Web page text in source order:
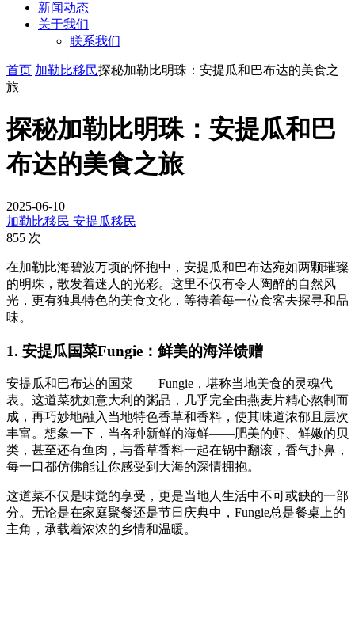
新闻动态
关于我们
联系我们
首页 加勒比移民探秘加勒比明珠：安提瓜和巴布达的美食之
旅
探秘加勒比明珠：安提瓜和巴
布达的美食之旅
2025-06-10
加勒比移民 安提瓜移民
855 次
在加勒比海碧波万顷的怀抱中，安提瓜和巴布达宛如两颗璀璨
的明珠，散发着迷人的光彩。这里不仅有令人陶醉的自然风
光，更有独具特色的美食文化，等待着每一位食客去探寻和品
味。
1. 安提瓜国菜Fungie：鲜美的海洋馈赠
安提瓜和巴布达的国菜——Fungie，堪称当地美食的灵魂代
表。这道菜犹如意大利的粥品，几乎完全由燕麦片精心熬制而
成，再巧妙地融入当地特色香草和香料，使其味道浓郁且层次
丰富。想象一下，当各种新鲜的海鲜——肥美的虾、鲜嫩的贝
类，甚至还有鱼肉，与香草香料一起在锅中翻滚，香气扑鼻，
每一口都仿佛能让你感受到大海的深情拥抱。
这道菜不仅是味觉的享受，更是当地人生活中不可或缺的一部
分。无论是在家庭聚餐还是节日庆典中，Fungie总是餐桌上的
主角，承载着浓浓的乡情和温暖。